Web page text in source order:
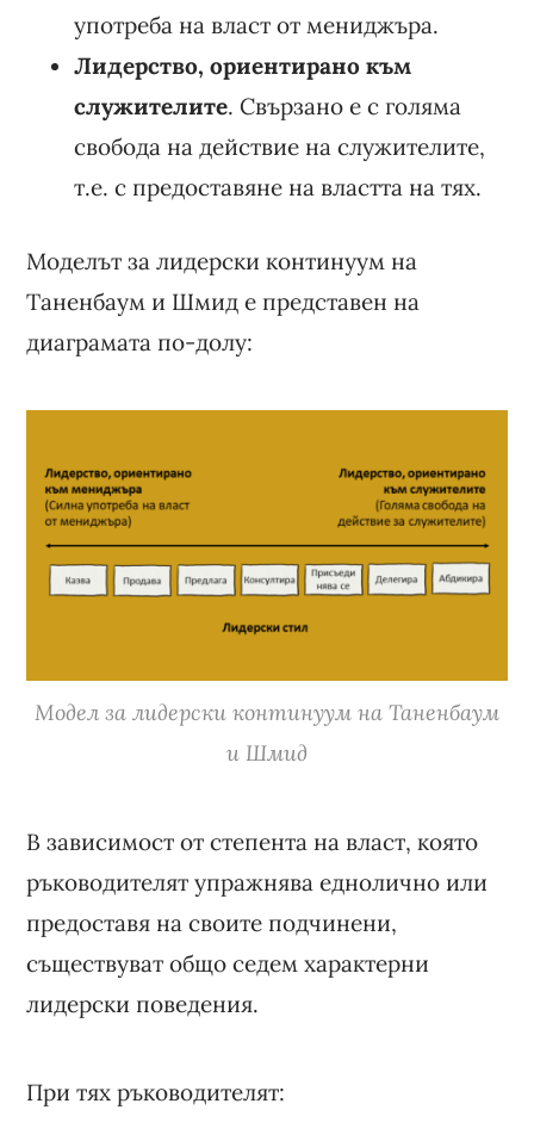
употреба на власт от мениджъра.
Лидерство, ориентирано към
служителите. Свързано е с голяма
свобода на действие на служителите,
т.е. с предоставяне на властта на тях.
Моделът за лидерски континуум на
Таненбаум и Шмид е представен на
диаграмата по-долу:
Модел за лидерски континуум на Таненбаум
и Шмид
В зависимост от степента на власт, която
ръководителят упражнява еднолично или
предоставя на своите подчинени,
съществуват общо седем характерни
лидерски поведения.
При тях ръководителят: